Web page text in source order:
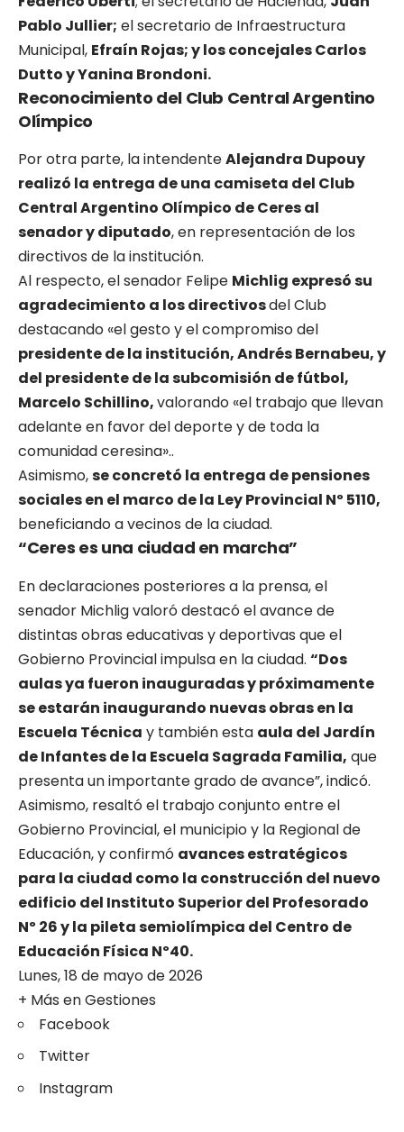
Pablo Jullier; el secretario de Infraestructura
Municipal, Efraín Rojas; y los concejales Carlos
Dutto y Yanina Brondoni.
Reconocimiento del Club Central Argentino
Olímpico
Por otra parte, la intendenteAlejandra Dupouy
realizó la entrega de una camiseta del Club
Central Argentino Olímpico de Ceres al
senador y diputado, en representación de los
directivos de la institución.
Al respecto, el senador Felipe Michlig expresó su
agradecimiento a los directivosdel Club
destacando «el gesto y el compromiso del
presidente de la institución, Andrés Bernabeu, y
del presidente de la subcomisión de fútbol,
Marcelo Schillino,valorando «el trabajo que llevan
adelante en favor del deporte y de toda la
comunidad ceresina»..
Asimismo,se concretó la entrega de pensiones
sociales en el marco de la Ley Provincial Nº 5110,
beneficiando a vecinos de la ciudad.
“Ceres es una ciudad en marcha”
En declaraciones posteriores a la prensa, el
senador Michlig valoró destacó el avance de
distintas obras educativas y deportivas que el
Gobierno Provincial impulsa en la ciudad. “Dos
aulas ya fueron inauguradas y próximamente
se estarán inaugurando nuevas obras en la
Escuela Técnica y también esta aula del Jardín
de Infantes de la Escuela Sagrada Familia, que
presenta un importante grado de avance”, indicó.
Asimismo, resaltó el trabajo conjunto entre el
Gobierno Provincial, el municipio y la Regional de
Educación, y confirmó avances estratégicos
para la ciudad como la construcción del nuevo
edificio del Instituto Superior del Profesorado
Nº 26 y la pileta semiolímpica del Centro de
Educación Física Nº40.
Lunes, 18 de mayo de 2026
+ Más enGestiones
Facebook
Twitter
Instagram